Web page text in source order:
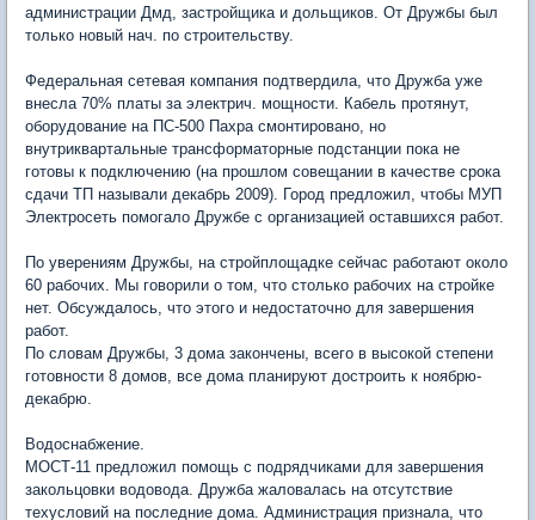
администрации Дмд, застройщика и дольщиков. От Дружбы был
только новый нач. по строительству.
Федеральная сетевая компания подтвердила, что Дружба уже
внесла 70% платы за электрич. мощности. Кабель протянут,
оборудование на ПС-500 Пахра смонтировано, но
внутриквартальные трансформаторные подстанции пока не
готовы к подключению (на прошлом совещании в качестве срока
сдачи ТП называли декабрь 2009). Город предложил, чтобы МУП
Электросеть помогало Дружбе с организацией оставшихся работ.
По уверениям Дружбы, на стройплощадке сейчас работают около
60 рабочих. Мы говорили о том, что столько рабочих на стройке
нет. Обсуждалось, что этого и недостаточно для завершения
работ.
По словам Дружбы, 3 дома закончены, всего в высокой степени
готовности 8 домов, все дома планируют достроить к ноябрю-
декабрю.
Водоснабжение.
МОСТ-11 предложил помощь с подрядчиками для завершения
закольцовки водовода. Дружба жаловалась на отсутствие
техусловий на последние дома. Администрация признала, что